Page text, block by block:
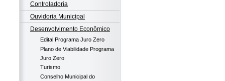
Controladoria
Ouvidoria Municipal
Desenvolvimento Econômico
Edital Programa Juro Zero
Plano de Viabilidade Programa
Juro Zero
Turismo
Conselho Municipal do